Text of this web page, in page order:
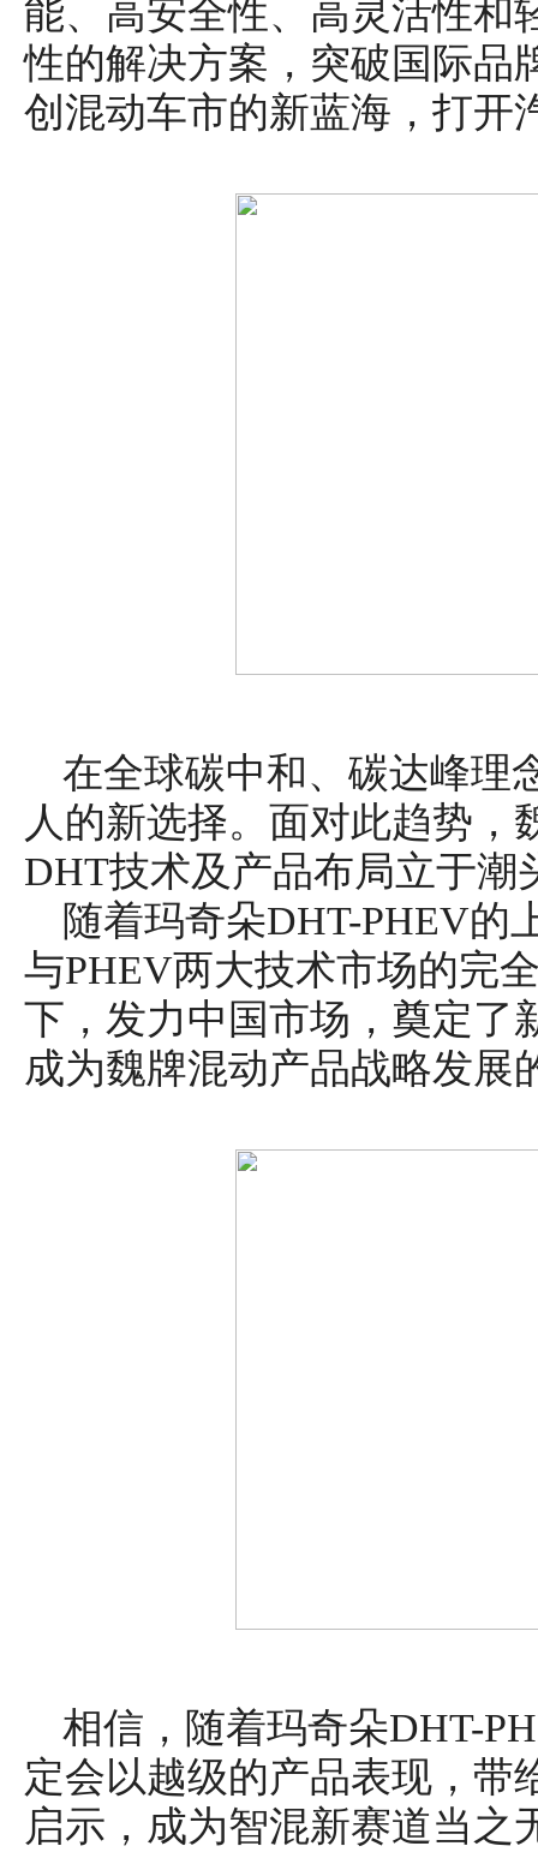
能、高安全性、高灵活性和
性的解决方案，突破国际品
创混动车市的新蓝海，打开
在全球碳中和、碳达峰理
人的新选择。面对此趋势，
DHT技术及产品布局立于潮
随着玛奇朵DHT-PHEV的
与PHEV两大技术市场的完
下，发力中国市场，奠定了
成为魏牌混动产品战略发展
相信，随着玛奇朵DHT-
定会以越级的产品表现，带
启示，成为智混新赛道当之